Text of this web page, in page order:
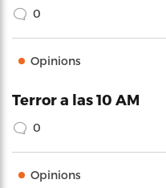
0
Opinions
Terror a las 10 AM
0
Opinions